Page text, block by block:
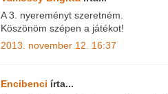
A 3. nyereményt szeretném.
Köszönöm szépen a játékot!
2013. november 12. 16:37
Encibenci írta...